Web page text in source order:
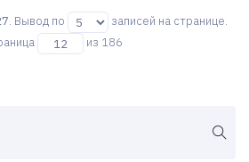
. Вывод по
записей на странице.
из 186